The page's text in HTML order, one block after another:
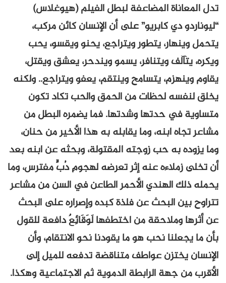
تدل المعاناة المضاعفة لبطل الفيلم (هيوغلاس)
“ليوناردو دي كابريو” على أن الإنسان كائن مركب،
يتحمل وينهار، يتطور ويتراجع، يحنو ويقسو، يحب
ويكره، يتآلف ويتنافر، يسمو ويندحر، يعشق ويقتل،
يقاوم وينهزم، يتسامح وينتقم، يعفو ويتراجع.. ولكنه
يخلق لنفسه لحظات من الحمق والحب تكاد تكون
متساوية في حدتها وشدتها. فما يضمره البطل من
مشاعر تجاه ابنه، وما يقابله به هذا الأخير من حنان،
وما يزوده به حب زوجته المقتولة، وبحثه عن ابنه بعد
أن تخلى زملاءه عنه إثر تعرضه لهجومِ دُبٍّ مفترس، وما
يحمله ذلك الهندي الأحمر الطاعن في السن من مشاعر
تتراوح بين البحث عن فلذة كبده وإصراره على البحث
عن أثرها وملاحقة من اختطفها لَوَقَائِعٌ دافعة للقول
بأن ما يجعلنا نحب هو ما يقودنا نحو الانتقام، وأن
الإنسان يختزن عواطف متناقضة تدفعه للميل إلى
الأقرب من جهة الرابطة الدموية ثم الاجتماعية وهكذا.